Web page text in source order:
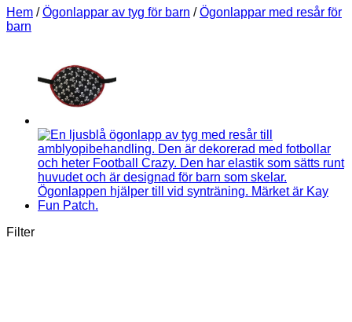
Hem / Ögonlappar av tyg för barn / Ögonlappar med resår för
barn
Filter